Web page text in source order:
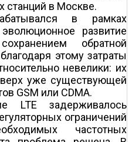
станций в Москве.
в рамках
развитие
обратной
этому затраты
невелики: их
уже существующей
GSM или CDMA.
LTE задерживалось
ограничений
частотных